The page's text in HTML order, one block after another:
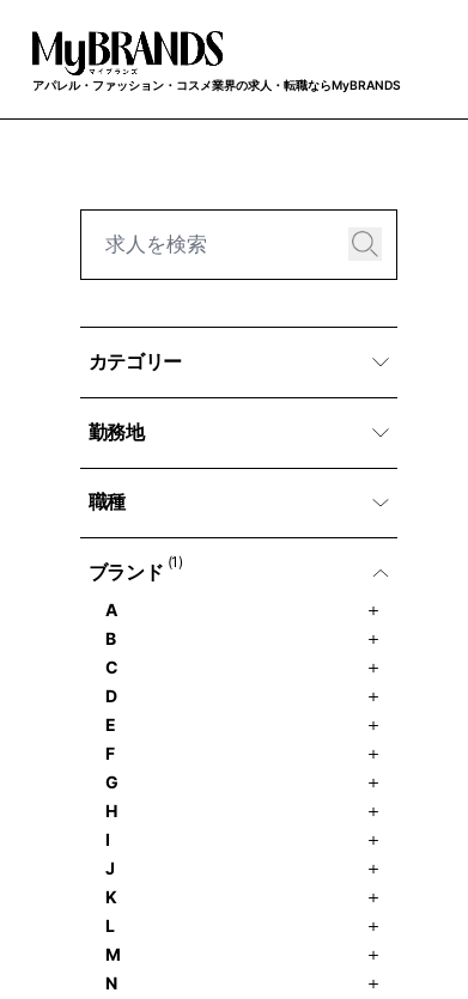
アパレル・ファッション・コスメ業界の求人・転職ならMyBRANDS
カテゴリー
勤務地
職種
ブランド (1)
A
B
C
D
E
F
G
H
I
J
K
L
M
N